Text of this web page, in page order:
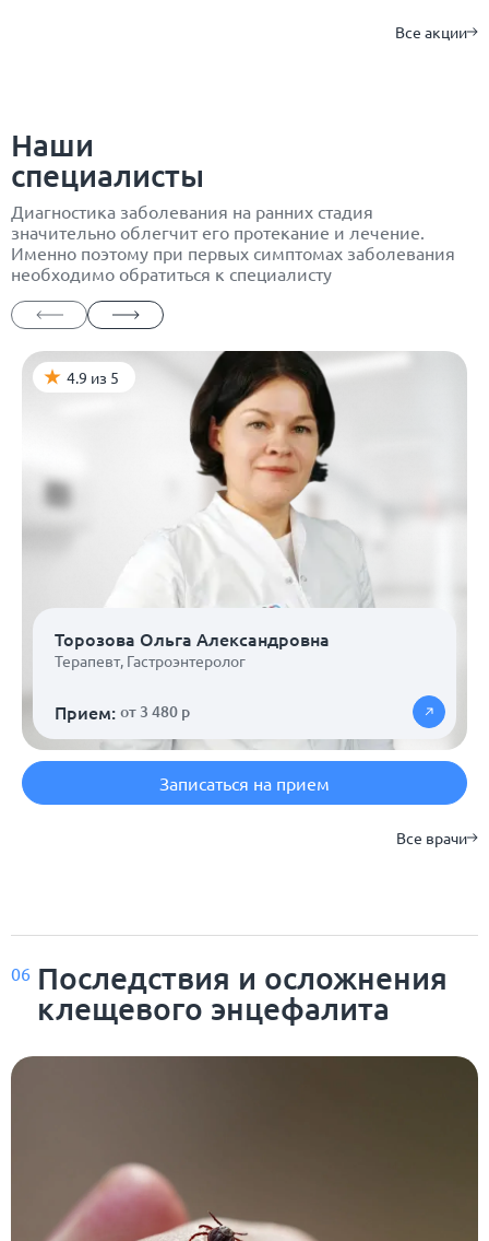
Все акции
Наши
специалисты
Диагностика заболевания на ранних стадия
значительно облегчит его протекание и лечение.
Именно поэтому при первых симптомах заболевания
необходимо обратиться к специалисту
4.9 из 5
Торозова Ольга Александровна
Терапевт, Гастроэнтеролог
Прием: от 3 480 р
Записаться на прием
Все врачи
06 Последствия и осложнения
клещевого энцефалита